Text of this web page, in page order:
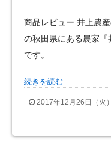
商品レビュー 井上農
の秋田県にある農家
です。
続きを読む
2017年12月26日（火）